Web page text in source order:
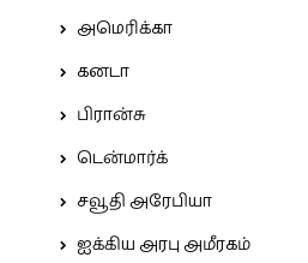
அமெரிக்கா
கனடா
பிரான்சு
டென்மார்க்
சவூதி அரேபியா
ஐக்கிய அரபு அமீரகம்